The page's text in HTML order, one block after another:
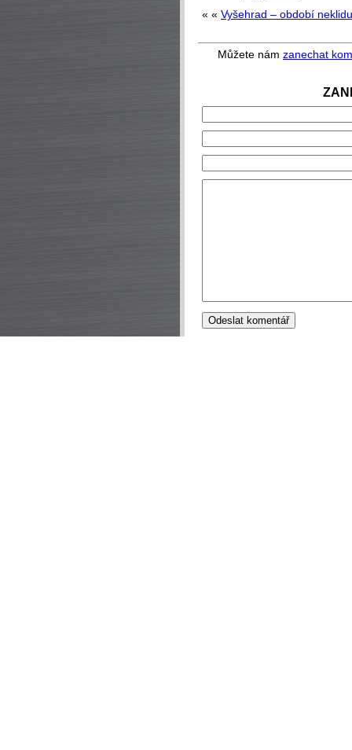
« « Vyšehrad – období
Můžete nám zanechat